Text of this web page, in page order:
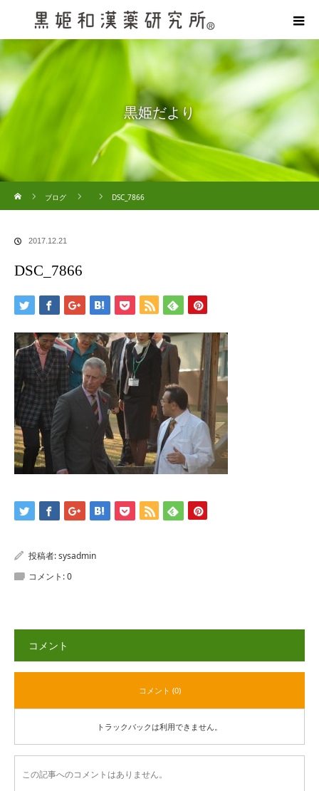
黒姫だより
ブログ
DSC_7866
2017.12.21
DSC_7866
投稿者:sysadmin
コメント:0
コメント
コメント (0)
トラックバックは利用できません。
この記事へのコメントはありません。